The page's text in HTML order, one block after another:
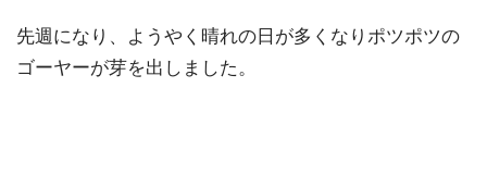
先週になり、ようやく晴れの日が多くなりポツポツの
ゴーヤーが芽を出しました。